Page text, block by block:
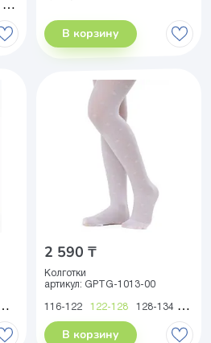
140-146
В корзину
134-140 146-152
2 590 ₸
Колготки
артикул: GPTG-1013-00
116-122 122-128 128-134 134-
В корзину